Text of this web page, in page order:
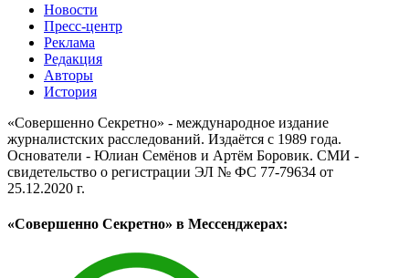
Новости
Пресс-центр
Реклама
Редакция
Авторы
История
«Совершенно Секретно» - международное издание
журналистских расследований. Издаётся с 1989 года.
Основатели - Юлиан Семёнов и Артём Боровик. CМИ -
свидетельство о регистрации ЭЛ № ФС 77-79634 от
25.12.2020 г.
«Совершенно Секретно» в Мессенджерах: